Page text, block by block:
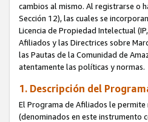
cambios al mismo. Al registrarse o
Sección 12), las cuales se
Licencia de Propiedad Intelectual
Afiliados y las Directrices sobre
las Pautas de la Comunidad de
atentamente las políticas y normas.
1. Descripción del
El Programa de Afiliados le
(denominados en este instrumento